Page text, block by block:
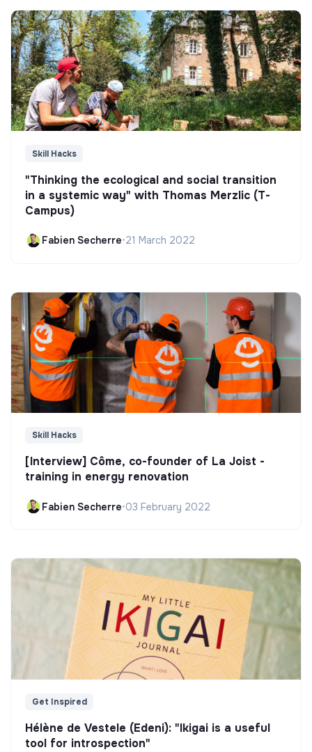
Skill Hacks
"Thinking the ecological and social transition
in a systemic way" with Thomas Merzlic (T-
Campus)
Fabien Secherre•21 March 2022
Skill Hacks
[Interview] Côme, co-founder of La Joist -
training in energy renovation
Fabien Secherre•03 February 2022
Get Inspired
Hélène de Vestele (Edeni): "Ikigai is a useful
tool for introspection"